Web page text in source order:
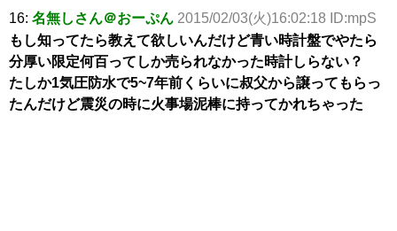
16: 名無しさん＠おーぷん 2015/02/03(火)16:02:18 ID:mpS
もし知ってたら教えて欲しいんだけど青い時計盤でやたら
分厚い限定何百ってしか売られなかった時計しらない？
たしか1気圧防水で5~7年前くらいに叔父から譲ってもらっ
たんだけど震災の時に火事場泥棒に持ってかれちゃった